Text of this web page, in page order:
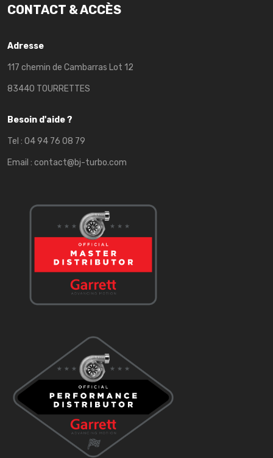
CONTACT & ACCÈS
Adresse
117 chemin de Cambarras Lot 12
83440 TOURRETTES
Besoin d'aide ?
Tel : 04 94 76 08 79
Email : contact@bj-turbo.com